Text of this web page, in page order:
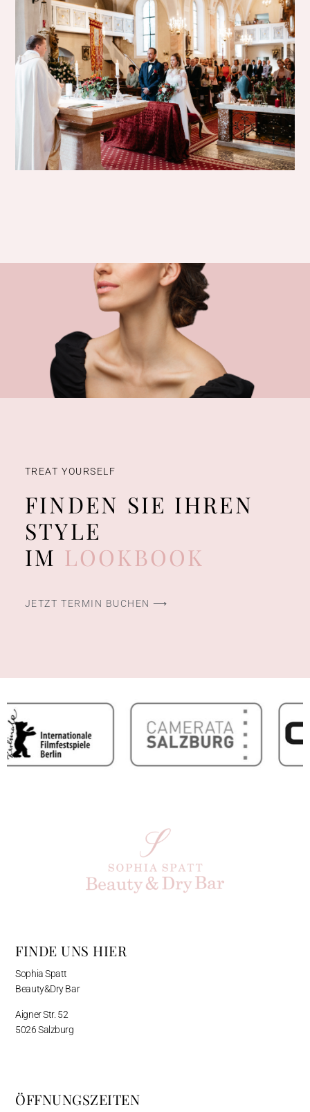
TREAT YOURSELF
FINDEN SIE IHREN
STYLE
IM LOOKBOOK
JETZT TERMIN BUCHEN ⟶
FINDE UNS HIER
Sophia Spatt
Beauty&Dry Bar
Aigner Str. 52
5026 Salzburg
ÖFFNUNGSZEITEN